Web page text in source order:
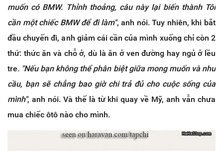
muốn có BMW. Thỉnh thoảng, câu này lại biến thành Tôi
cần một chiếc BMW để đi làm", anh nói. Tuy nhiên, khi bắt
đầu chuyến đi, anh giảm cái cần của mình xuống chỉ còn 2
thứ: thức ăn và chỗ ở, dù là ăn ở ven đường hay ngủ ở lều
tre. "Nếu bạn không thể phân biệt giữa mong muốn và nhu
cầu, bạn sẽ chẳng bao giờ chi trả đủ cho cuộc sống của
mình", anh nói. Và thế là từ khi quay về Mỹ, anh vẫn chưa
mua chiếc ôtô nào cho mình.